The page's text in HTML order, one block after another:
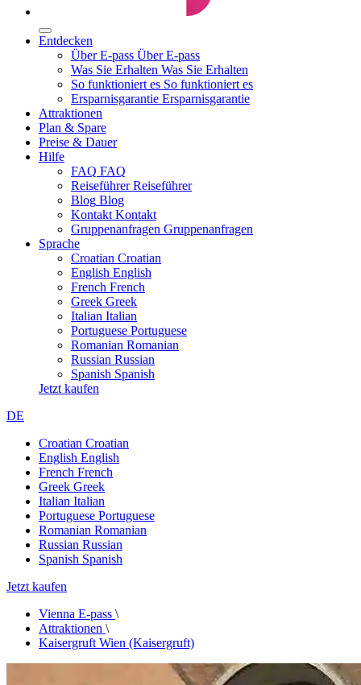
Entdecken
Über E-pass Über E-pass
Was Sie Erhalten Was Sie Erhalten
So funktioniert es So funktioniert es
Ersparnisgarantie Ersparnisgarantie
Attraktionen
Plan & Spare
Preise & Dauer
Hilfe
FAQ FAQ
Reiseführer Reiseführer
Blog Blog
Kontakt Kontakt
Gruppenanfragen Gruppenanfragen
Sprache
Croatian Croatian
English English
French French
Greek Greek
Italian Italian
Portuguese Portuguese
Romanian Romanian
Russian Russian
Spanish Spanish
Jetzt kaufen
DE
Croatian Croatian
English English
French French
Greek Greek
Italian Italian
Portuguese Portuguese
Romanian Romanian
Russian Russian
Spanish Spanish
Jetzt kaufen
Vienna E-pass \
Attraktionen \
Kaisergruft Wien (Kaisergruft)